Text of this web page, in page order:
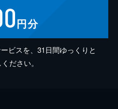
円分
ビスを、31日間ゆっくりと
ださい。